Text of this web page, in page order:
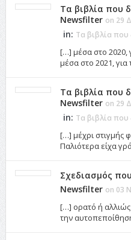
Τα βιβλία που
Newsfilter on 29
in: Τα βιβλία
[…] μέσα στο 2020,
μέσα στο 2021, για
Τα βιβλία που
Newsfilter on 29
in: Τα βιβλία που
[…] μέχρι στιγμής
Παλιότερα είχα
Σχεδιασμός
Newsfilter on 03
[…] ορατό ή
την